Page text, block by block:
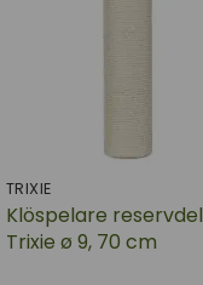
TRIXIE
Klöspelare reservdel
Trixie ø 9, 70 cm